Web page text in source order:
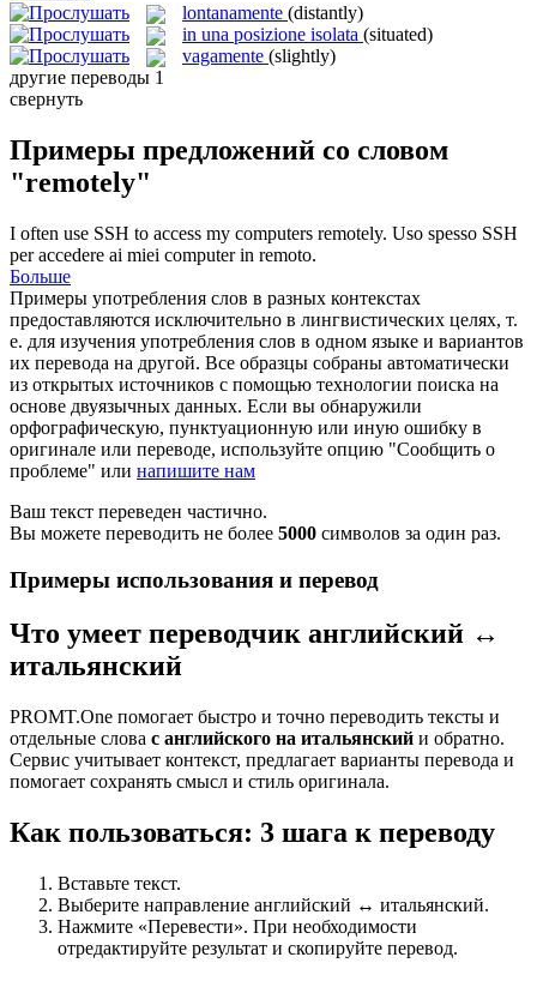
lontanamente (distantly)
in una posizione isolata (situated)
vagamente (slightly)
другие переводы 1
свернуть
Примеры предложений со словом
"remotely"
I often use SSH to access my computers remotely. Uso spesso SSH
per accedere ai miei computerin remoto.
Больше
Примеры употребления слов в разных контекстах
предоставляются исключительно в лингвистических целях, т.
е. для изучения употребления слов в одном языке и вариантов
их перевода на другой. Все образцы собраны автоматически
из открытых источников с помощью технологии поиска на
основе двуязычных данных. Если вы обнаружили
орфографическую, пунктуационную или иную ошибку в
оригинале или переводе, используйте опцию "Сообщить о
проблеме" или напишите нам
Ваш текст переведен частично.
Вы можете переводить не более 5000 символов за один раз.
Примеры использования и перевод
Что умеет переводчик английский ↔
итальянский
PROMT.One помогает быстро и точно переводить тексты и
отдельные слова с английского на итальянский и обратно.
Сервис учитывает контекст, предлагает варианты перевода и
помогает сохранять смысл и стиль оригинала.
Как пользоваться: 3 шага к переводу
Вставьте текст.
Выберите направление английский ↔ итальянский.
Нажмите «Перевести». При необходимости
отредактируйте результат и скопируйте перевод.